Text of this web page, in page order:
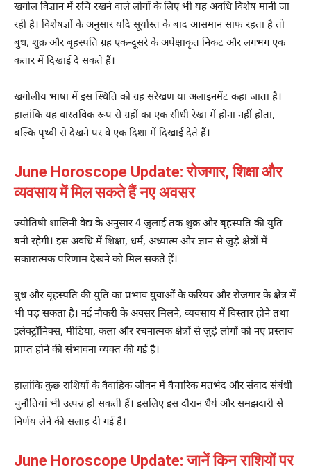
खगोल विज्ञान में रुचि रखने वाले लोगों के लिए भी यह अवधि विशेष मानी जा
रही है। विशेषज्ञों के अनुसार यदि सूर्यास्त के बाद आसमान साफ रहता है तो
बुध, शुक्र और बृहस्पति ग्रह एक-दूसरे के अपेक्षाकृत निकट और लगभग एक
कतार में दिखाई दे सकते हैं।
खगोलीय भाषा में इस स्थिति को ग्रह सरेखण या अलाइनमेंट कहा जाता है।
हालांकि यह वास्तविक रूप से ग्रहों का एक सीधी रेखा में होना नहीं होता,
बल्कि पृथ्वी से देखने पर वे एक दिशा में दिखाई देते हैं।
June Horoscope Update: रोजगार, शिक्षा और
व्यवसाय में मिल सकते हैं नए अवसर
ज्योतिषी शालिनी वैद्य के अनुसार 4 जुलाई तक शुक्र और बृहस्पति की युति
बनी रहेगी। इस अवधि में शिक्षा, धर्म, अध्यात्म और ज्ञान से जुड़े क्षेत्रों में
सकारात्मक परिणाम देखने को मिल सकते हैं।
बुध और बृहस्पति की युति का प्रभाव युवाओं के करियर और रोजगार के क्षेत्र में
भी पड़ सकता है। नई नौकरी के अवसर मिलने, व्यवसाय में विस्तार होने तथा
इलेक्ट्रॉनिक्स, मीडिया, कला और रचनात्मक क्षेत्रों से जुड़े लोगों को नए प्रस्ताव
प्राप्त होने की संभावना व्यक्त की गई है।
हालांकि कुछ राशियों के वैवाहिक जीवन में वैचारिक मतभेद और संवाद संबंधी
चुनौतियां भी उत्पन्न हो सकती हैं। इसलिए इस दौरान धैर्य और समझदारी से
निर्णय लेने की सलाह दी गई है।
June Horoscope Update: जानें किन राशियों पर